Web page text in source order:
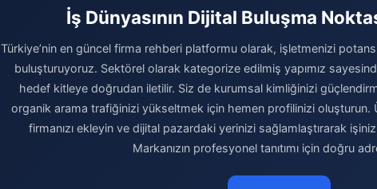
İş Dünyasının Dijital Buluşma
Türkiye’nin en güncel firma rehberi platformu olarak, işletmenizi
buluşturuyoruz. Sektörel olarak kategorize edilmiş yapımız
hedef kitleye doğrudan iletilir. Siz de kurumsal kimliğinizi
organik arama trafiğinizi yükseltmek için hemen profilinizi oluşturun.
firmanızı ekleyin ve dijital pazardaki yerinizi sağlamlaştırarak
Markanızın profesyonel tanıtımı için doğru